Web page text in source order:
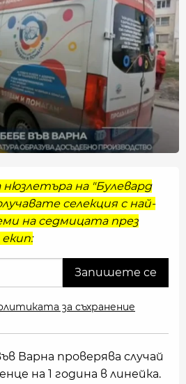
на "Булевард
селекция с най-
на седмицата през
за съхранение
Варна проверява случай
на 1 година в линейка.